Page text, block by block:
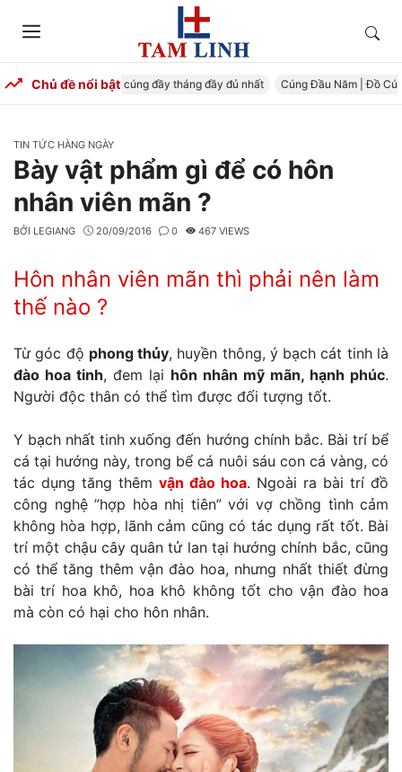
Menu
Tìm
Chủ đề nổi bật
Đầy Tháng – Mâm cúng đầy tháng đầy đủ nhất Cúng Đầu Năm | Đồ Cúng
CATEGORIES
TIN TỨC HÀNG NGÀY
Bày vật phẩm gì để có hôn
nhân viên mãn ?
BỞI LEGIANG 20/09/2016 0 467 VIEWS
Hôn nhân viên mãn thì phải nên làm
thế nào ?
Từ góc độ phong thủy, huyền thông, ý bạch cát tinh là
đào hoa tinh, đem lại hôn nhân mỹ mãn, hạnh phúc.
Người độc thân có thể tìm được đối tượng tốt.
Y bạch nhất tinh xuống đến hướng chính bắc. Bài trí bể
cá tại hướng này, trong bể cá nuôi sáu con cá vàng, có
tác dụng tăng thêm vận đào hoa. Ngoài ra bài trí đồ
công nghệ ”hợp hòa nhị tiên” với vợ chồng tình cảm
không hòa hợp, lãnh cảm cũng có tác dụng rất tốt. Bài
trí một chậu cây quân tử lan tại hướng chính bắc, cũng
có thể tăng thêm vận đào hoa, nhưng nhất thiết đừng
bài trí hoa khô, hoa khô không tốt cho vận đào hoa
mà còn có hại cho hôn nhân.